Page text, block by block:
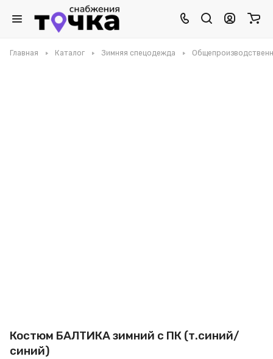
Главная Каталог Зимняя спецодежда
Костюм БАЛТИКА зимний с ПК (т.синий/
синий)